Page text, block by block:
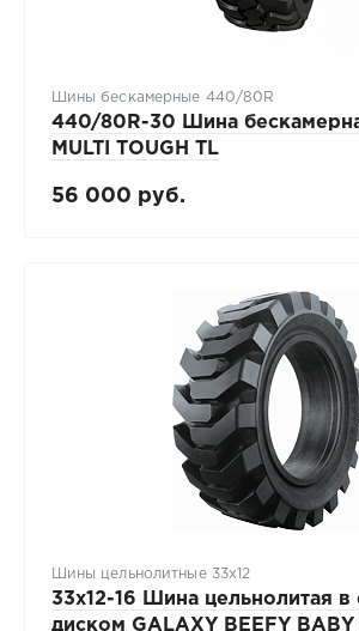
Шины бескамерные 440/80R
440/80R-30 Шина
MULTI TOUGH TL
56 000 руб.
Шины цельнолитные 33x12
33x12-16 Шина цельнолитая в
диском GALAXY BEEFY BABY